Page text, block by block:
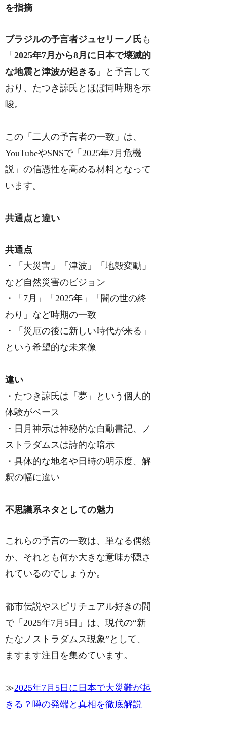
を指摘
ブラジルの予言者ジュセリーノ氏 も
「2025年7月から8月に日本で壊滅的
な地震と津波が起きる 」と予言して
おり、たつき諒氏とほぼ同時期を示
唆。
この「二人の予言者の一致」は、
YouTubeやSNSで「2025年7月危機
説」の信憑性を高める材料となって
います。
共通点と違い
共通点
・「大災害」「津波」「地殻変動」
など自然災害のビジョン
・「7月」「2025年」「闇の世の終
わり」など時期の一致
・「災厄の後に新しい時代が来る」
という希望的な未来像
違い
・たつき諒氏は「夢」という個人的
体験がベース
・日月神示は神秘的な自動書記、ノ
ストラダムスは詩的な暗示
・具体的な地名や日時の明示度、解
釈の幅に違い
不思議系ネタとしての魅力
これらの予言の一致は、単なる偶然
か、それとも何か大きな意味が隠さ
れているのでしょうか。
都市伝説やスピリチュアル好きの間
で「2025年7月5日」は、現代の“新
たなノストラダムス現象”として、
ますます注目を集めています。
≫2025年7月5日に日本で大災難が起
きる？噂の発端と真相を徹底解説